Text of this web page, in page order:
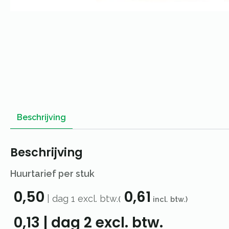
Beschrijving
Beschrijving
Huurtarief per stuk
0,50 dag 1 excl. btw.( 0,61 incl. btw.)
0,13 dag 2 excl. btw.